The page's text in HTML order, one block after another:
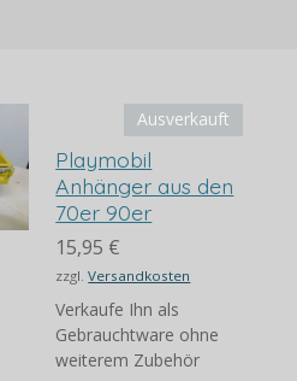
Ausverkauft
Playmobil
Anhänger aus den
70er 90er
15,95 €
zzgl.Versandkosten
Verkaufe Ihn als
Gebrauchtware ohne
weiterem Zubehör